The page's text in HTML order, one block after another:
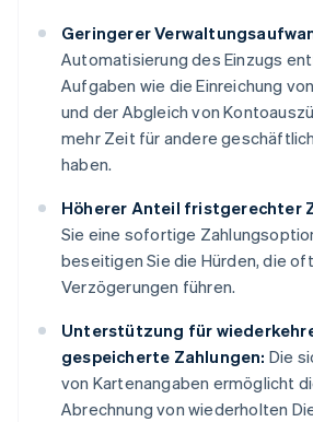
Geringerer
Automatisierung des Einzugs
Aufgaben wie die Einreichung
und der Abgleich von
mehr Zeit für andere
haben.
Höherer Anteil fristgerechter
Sie eine sofortige
beseitigen Sie die Hürden, die
Verzögerungen führen.
Unterstützung für
gespeicherte Zahlungen: Die
von Kartenangaben ermöglicht
Abrechnung von wiederholten